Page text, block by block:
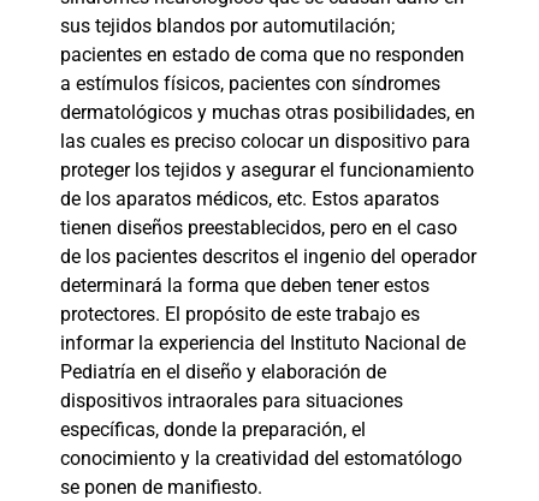
sus tejidos blandos por automutilación;
pacientes en estado de coma que no responden
a estímulos físicos, pacientes con síndromes
dermatológicos y muchas otras posibilidades, en
las cuales es preciso colocar un dispositivo para
proteger los tejidos y asegurar el funcionamiento
de los aparatos médicos, etc. Estos aparatos
tienen diseños preestablecidos, pero en el caso
de los pacientes descritos el ingenio del operador
determinará la forma que deben tener estos
protectores. El propósito de este trabajo es
informar la experiencia del Instituto Nacional de
Pediatría en el diseño y elaboración de
dispositivos intraorales para situaciones
específicas, donde la preparación, el
conocimiento y la creatividad del estomatólogo
se ponen de manifiesto.